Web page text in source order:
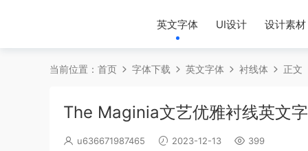
英文字体 UI设计 设计素材
当前位置： 首页 字体下载 英文字体 衬线体 正文
The Maginia文艺优雅衬线英文
u636671987465 2023-12-13 399